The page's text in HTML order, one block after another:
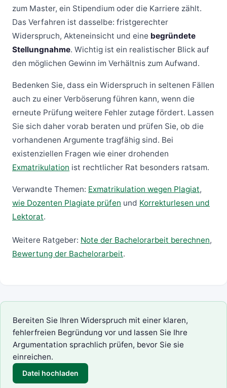
zum Master, ein Stipendium oder die Karriere zählt.
Das Verfahren ist dasselbe: fristgerechter
Widerspruch, Akteneinsicht und eine begründete
Stellungnahme. Wichtig ist ein realistischer Blick auf
den möglichen Gewinn im Verhältnis zum Aufwand.
Bedenken Sie, dass ein Widerspruch in seltenen Fällen
auch zu einer Verböserung führen kann, wenn die
erneute Prüfung weitere Fehler zutage fördert. Lassen
Sie sich daher vorab beraten und prüfen Sie, ob die
vorhandenen Argumente tragfähig sind. Bei
existenziellen Fragen wie einer drohenden
Exmatrikulation ist rechtlicher Rat besonders ratsam.
Verwandte Themen: Exmatrikulation wegen Plagiat,
wie Dozenten Plagiate prüfen und Korrekturlesen und
Lektorat.
Weitere Ratgeber: Note der Bachelorarbeit berechnen,
Bewertung der Bachelorarbeit.
Bereiten Sie Ihren Widerspruch mit einer klaren,
fehlerfreien Begründung vor und lassen Sie Ihre
Argumentation sprachlich prüfen, bevor Sie sie
einreichen.
Datei hochladen